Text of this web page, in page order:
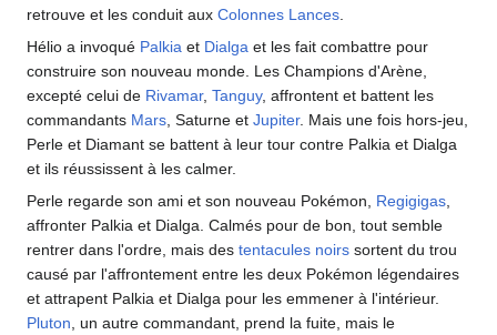
retrouve et les conduit aux Colonnes Lances
Hélio a invoqué Palkia et Dialga et les fait combattre pour
construire son nouveau monde. Les Champions d'Arène,
excepté celui de Rivamar, Tanguy, affrontent et battent les
commandants Mars , Saturne et Jupiter. Mais une fois hors-jeu,
Perle et Diamant se battent à leur tour contre Palkia et Dialga
et ils réussissent à les calmer.
Perle regarde son ami et son nouveau Pokémon, Regigigas
affronter Palkia et Dialga. Calmés pour de bon, tout semble
rentrer dans l'ordre, mais des tentacules noirs sortent du trou
causé par l'affrontement entre les deux Pokémon légendaires
et attrapent Palkia et Dialga pour les emmener à l'intérieur.
Pluton , un autre commandant, prend la fuite, mais le